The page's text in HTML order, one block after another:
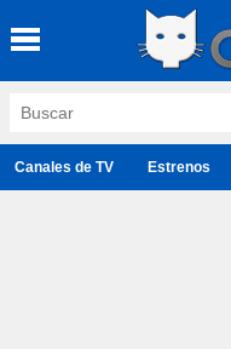
Canales de TV Estrenos